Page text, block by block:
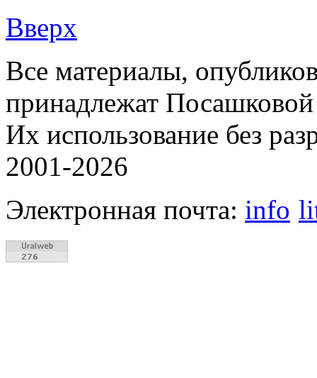
Вверх
Все материалы,
принадлежат
Их использование без
2001-2026
Электронная почта: info